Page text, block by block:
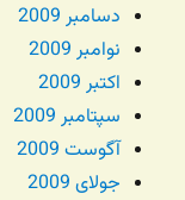
دسامبر 2009
نوامبر 2009
اکتبر 2009
سپتامبر 2009
آگوست 2009
جولای 2009